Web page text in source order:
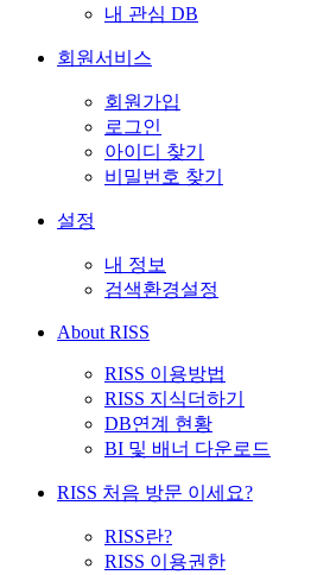
내 관심 DB
회원서비스
회원가입
로그인
아이디 찾기
비밀번호 찾기
설정
내 정보
검색환경설정
About RISS
RISS 이용방법
RISS 지식더하기
DB연계 현황
BI 및 배너 다운로드
RISS 처음 방문 이세요?
RISS란?
RISS 이용권한